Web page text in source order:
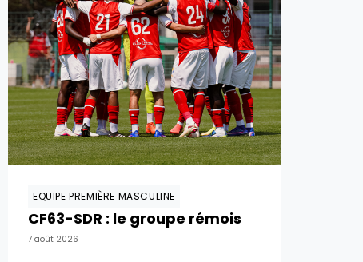
EQUIPE PREMIÈRE MASCULINE
CF63-SDR : le groupe rémois
7 août 2026